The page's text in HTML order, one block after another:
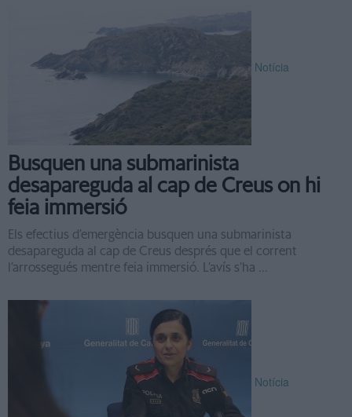
Notícia
Busquen una submarinista
desapareguda al cap de Creus on hi
feia immersió
Els efectius d’emergència busquen una submarinista
desapareguda al cap de Creus després que el corrent
l’arrossegués mentre feia immersió. L’avís s’ha ...
Notícia